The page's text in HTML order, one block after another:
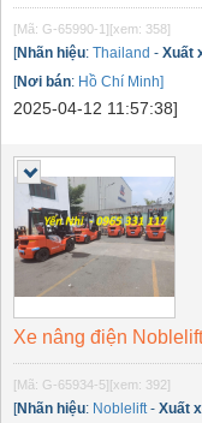
[Mã: G-65990-1][xem: 358]
[Nhãn hiệu: Thailand - Xuất
[Nơi bán: Hồ Chí Minh]
2025-04-12 11:57:38]
Xe nâng điện
[Mã: G-65934-5][xem: 392]
[Nhãn hiệu: Noblelift - Xuất